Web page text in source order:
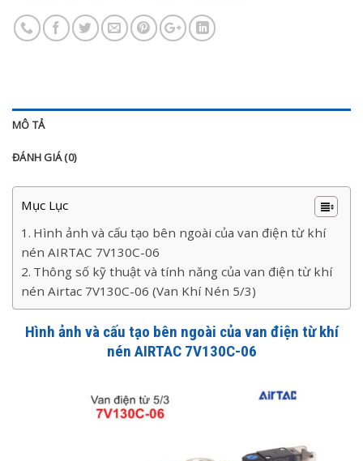
MÔ TẢ
ĐÁNH GIÁ (0)
Mục Lục
Hình ảnh và cấu tạo bên ngoài của van điện từ khí
nén AIRTAC 7V130C-06
Thông số kỹ thuật và tính năng của van điện từ khí
nén Airtac 7V130C-06 (Van Khí Nén 5/3)
Hình ảnh và cấu tạo bên ngoài của van điện từ khí
nén AIRTAC 7V130C-06